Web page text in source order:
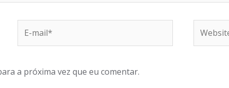
a próxima vez que eu comentar.